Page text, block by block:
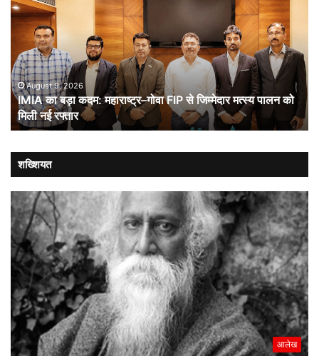
बड़ा
कदम:
महाराष्ट्र–
गोवा
FIP
से
जिम्मेदार
मत्स्य
पालन
मिली
नई
रफ्तार
August 9, 2026
IMIA का बड़ा कदम: महाराष्ट्र–गोवा FIP से जिम्मेदार मत्स्य पालन को
मिली नई रफ्तार
शख्शियत
आलेख